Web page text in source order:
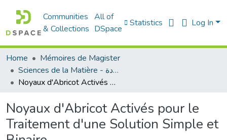
Communities
& Collections
All of
DSpace
Statistics Log In
Home
Mémoires de Magister
Sciences de la Matière - علوم المادة
Noyaux d'Abricot Activés pour le Traitement d'une Solution Simple et Binaire
Noyaux d'Abricot Activés pour le
Traitement d'une Solution Simple et